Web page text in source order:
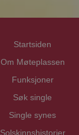
Startsiden
Om Møteplassen
Funksjoner
Søk single
Single synes
Solskinnshistorier